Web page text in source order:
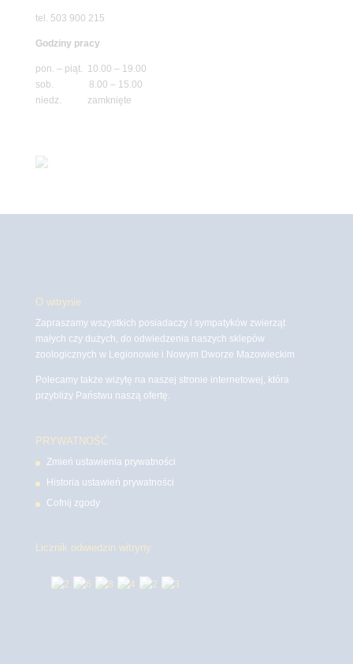
tel. 503 900 215
Godziny pracy
pon. – piąt. 10.00 – 19.00
sob. 8.00 – 15.00
niedz. zamknięte
O witrynie
Zapraszamy wszystkich posiadaczy i sympatyków zwierząt
małych czy dużych, do odwiedzenia naszych sklepów
zoologicznych w Legionowie i Nowym Dworze Mazowieckim
Polecamy także wizytę na naszej stronie internetowej, która
przybliży Państwu naszą ofertę.
PRYWATNOŚĆ
Zmień ustawienia prywatności
Historia ustawień prywatności
Cofnij zgody
Licznik odwiedzin witryny